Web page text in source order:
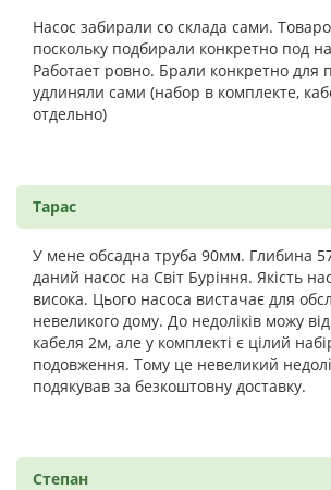
Насос забирали со склада сами.
поскольку подбирали конкретно под
Работает ровно. Брали конкретно для
удлиняли сами (набор в комплекте,
отдельно)
Тарас
У мене обсадна труба 90мм. Глибина
даний насос на Світ Буріння. Якість
висока. Цього насоса вистачає для
невеликого дому. До недоліків можу
кабеля 2м, але у комплекті є цілий
подовження. Тому це невеликий
подякував за безкоштовну доставку.
Степан